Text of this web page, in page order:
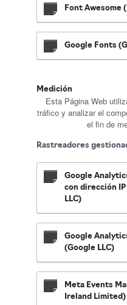
Font Awesome
Google Fonts
Medición
Esta Página Web
tráfico y analizar el
el fin de
Rastreadores
Google
con dirección
LLC)
Google
(Google LLC)
Meta Events
Ireland Limited)